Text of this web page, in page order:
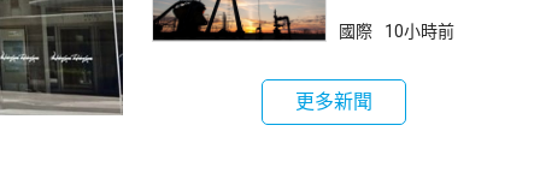
能源設施
國際 10小時前
更多新聞